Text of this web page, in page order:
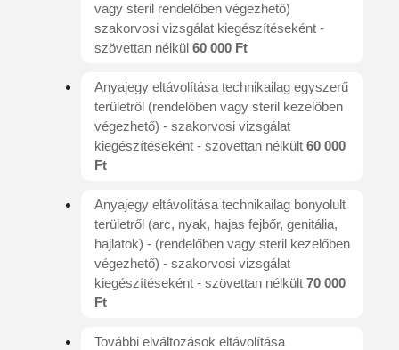
vagy steril rendelőben végezhető)
szakorvosi vizsgálat kiegészítéseként -
szövettan nélkül 60 000 Ft
Anyajegy eltávolítása technikailag egyszerű
területről (rendelőben vagy steril kezelőben
végezhető) - szakorvosi vizsgálat
kiegészítéseként - szövettan nélkült 60 000
Ft
Anyajegy eltávolítása technikailag bonyolult
területről (arc, nyak, hajas fejbőr, genitália,
hajlatok) - (rendelőben vagy steril kezelőben
végezhető) - szakorvosi vizsgálat
kiegészítéseként - szövettan nélkült 70 000
Ft
További elváltozások eltávolítása